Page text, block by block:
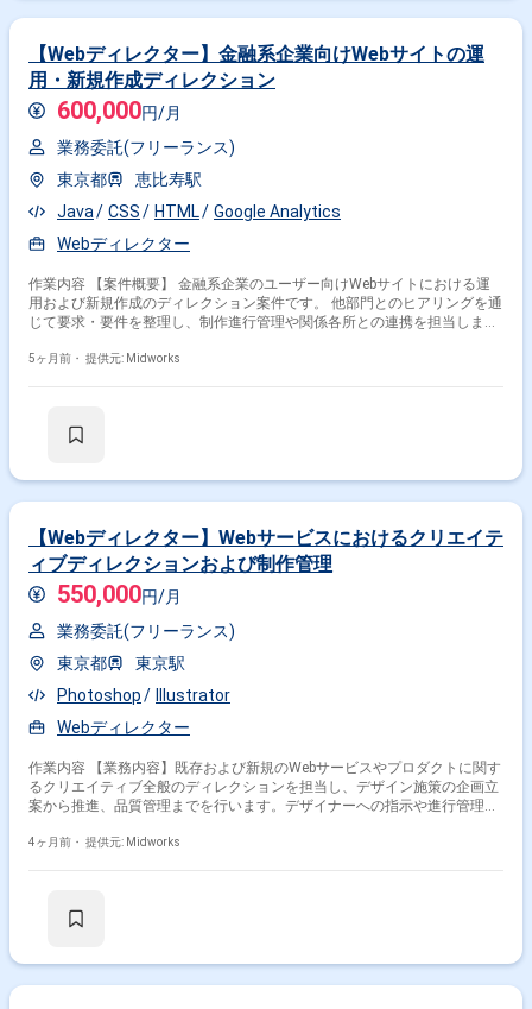
【Webディレクター】金融系企業向けWebサイトの運
用・新規作成ディレクション
600,000円/月
業務委託(フリーランス)
東京都
恵比寿駅
Java
CSS HTML
Google Analytics
Webディレクター
作業内容 【案件概要】 金融系企業のユーザー向けWebサイトにおける運
用および新規作成のディレクション案件です。 他部門とのヒアリングを通
じて要求・要件を整理し、制作進行管理や関係各所との連携を担当しま
から品質管理まで幅広く関わる案件です 【作業内容】 ・他部門ヒアリン
5ヶ月前・ 提供元: Midworks
【Webディレクター】Webサービスにおけるクリエイテ
ィブディレクションおよび制作管理
550,000円/月
業務委託(フリーランス)
東京都
東京駅
Photoshop
Illustrator
Webディレクター
作業内容 【業務内容】既存および新規のWebサービスやプロダクトに関す
るクリエイティブ全般のディレクションを担当し、デザイン施策の企画立
案から推進、品質管理までを行います。デザイナーへの指示や進行管理を
各種コンテンツ制作のプロジェクトをマネジメントします。数値データを
プロジェクトマネジメント ・広告クリエイティブ（バナーやLP）の施策設
4ヶ月前・ 提供元: Midworks